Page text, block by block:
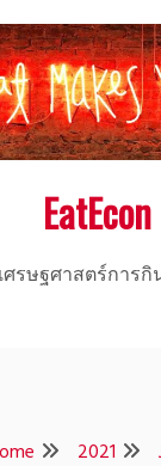
EatEcon
ศรษฐศาสตร์การ
2021